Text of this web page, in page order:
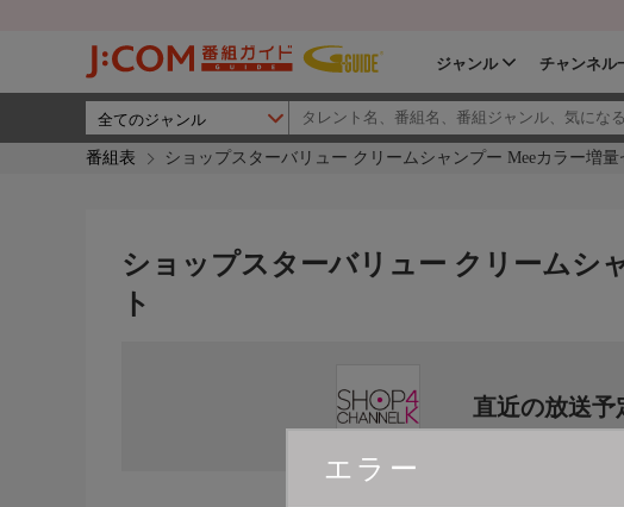
ジャンル チャンネル
番組表 ショップスターバリュー クリームシャンプー Meeカラー増量
エラー
ショップスターバリュー クリームシ
ト
直近の放送予